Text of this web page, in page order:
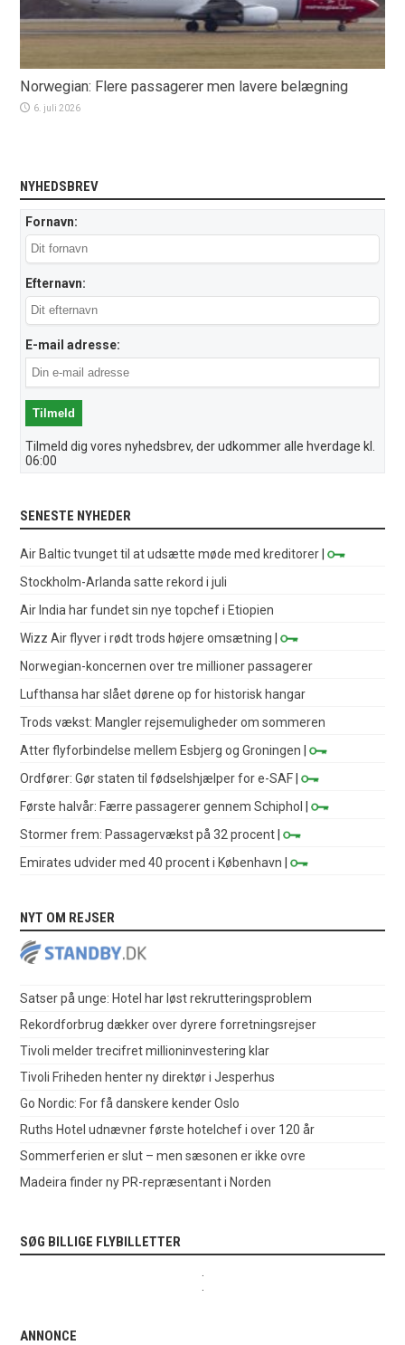
Norwegian: Flere passagerer men lavere belægning
6. juli 2026
NYHEDSBREV
Fornavn:
Efternavn:
E-mail adresse:
Tilmeld dig vores nyhedsbrev, der udkommer alle hverdage kl.
06:00
SENESTE NYHEDER
Air Baltic tvunget til at udsætte møde med kreditorer |
Stockholm-Arlanda satte rekord i juli
Air India har fundet sin nye topchef i Etiopien
Wizz Air flyver i rødt trods højere omsætning |
Norwegian-koncernen over tre millioner passagerer
Lufthansa har slået dørene op for historisk hangar
Trods vækst: Mangler rejsemuligheder om sommeren
Atter flyforbindelse mellem Esbjerg og Groningen |
Ordfører: Gør staten til fødselshjælper for e-SAF |
Første halvår: Færre passagerer gennem Schiphol
|
Stormer frem: Passagervækst på 32 procent |
Emirates udvider med 40 procent i København |
NYT OM REJSER
Satser på unge: Hotel har løst rekrutteringsproblem
Rekordforbrug dækker over dyrere forretningsrejser
Tivoli melder trecifret millioninvestering klar
Tivoli Friheden henter ny direktør i Jesperhus
Go Nordic: For få danskere kender Oslo
Ruths Hotel udnævner første hotelchef i over 120 år
Sommerferien er slut – men sæsonen er ikke ovre
Madeira finder ny PR-repræsentant i Norden
SØG BILLIGE FLYBILLETTER
ANNONCE